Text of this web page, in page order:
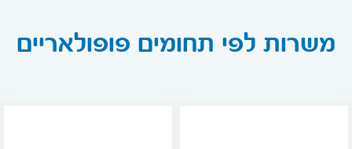
משרות לפי תחומים פופולאריים